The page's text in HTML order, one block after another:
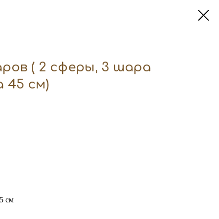
( 2 сферы, 3 шара
45 см)
см